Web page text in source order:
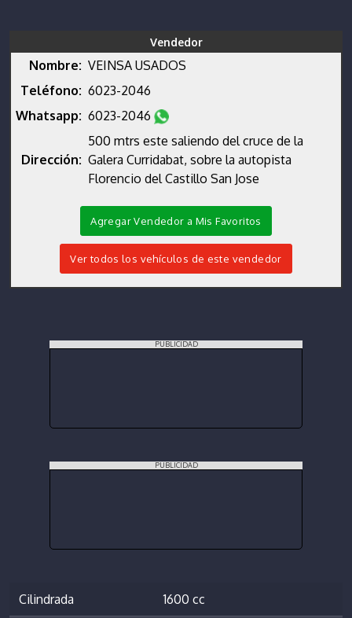
Vendedor
Nombre: VEINSA USADOS
Teléfono: 6023-2046
Whatsapp: 6023-2046
Dirección:
500 mtrs este saliendo del cruce de la
Galera Curridabat, sobre la autopista
Florencio del Castillo San Jose
Agregar Vendedor a Mis Favoritos
Ver todos los vehículos de este vendedor
PUBLICIDAD
PUBLICIDAD
Cilindrada 1600 cc